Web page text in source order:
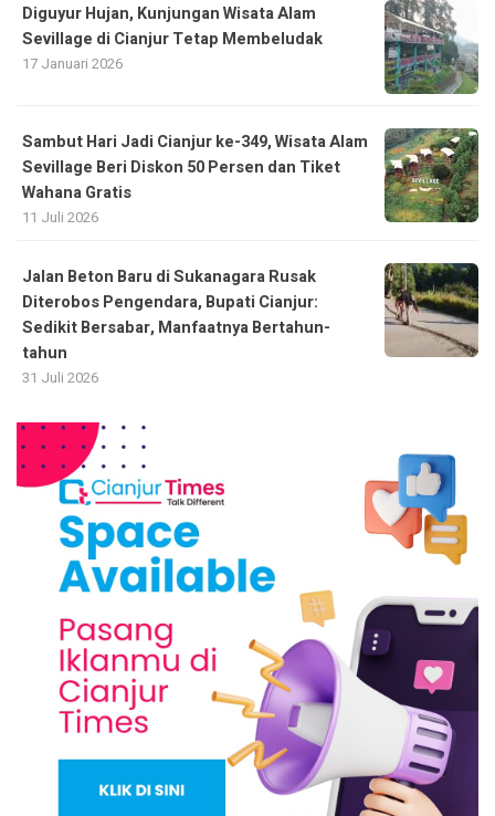
Diguyur Hujan, Kunjungan Wisata Alam
Sevillage di Cianjur Tetap Membeludak
17 Januari 2026
Sambut Hari Jadi Cianjur ke-349, Wisata Alam
Sevillage Beri Diskon 50 Persen dan Tiket
Wahana Gratis
11 Juli 2026
Jalan Beton Baru di Sukanagara Rusak
Diterobos Pengendara, Bupati Cianjur:
Sedikit Bersabar, Manfaatnya Bertahun-
tahun
31 Juli 2026